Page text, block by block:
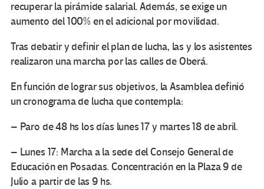
recuperar la pirámide salarial. Además, se exige un
aumento del 100% en el adicional por movilidad.
Tras debatir y definir el plan de lucha, las y los asistentes
realizaron una marcha por las calles de Oberá.
En función de lograr sus objetivos, la Asamblea definió
un cronograma de lucha que contempla:
– Paro de 48 hs los días lunes 17 y martes 18 de abril.
– Lunes 17: Marcha a la sede del Consejo General de
Educación en Posadas. Concentración en la Plaza 9 de
Julio a partir de las 9 hs.